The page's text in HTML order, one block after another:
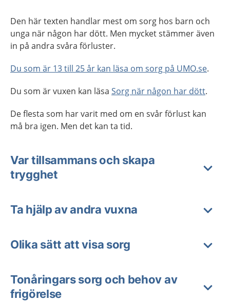
Den här texten handlar mest om sorg hos barn och
unga när någon har dött. Men mycket stämmer även
in på andra svåra förluster.
Du som är 13 till 25 år kan läsa om sorg på UMO.se.
Du som är vuxen kan läsa Sorg när någon har dött.
De flesta som har varit med om en svår förlust kan
må bra igen. Men det kan ta tid.
Var tillsammans och skapa
trygghet
Ta hjälp av andra vuxna
Olika sätt att visa sorg
Tonåringars sorg och behov av
frigörelse